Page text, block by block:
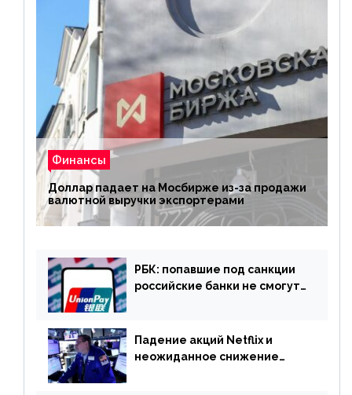
Финансы
Доллар падает на Мосбирже из-за продажи
валютной выручки экспортерами
РБК: попавшие под санкции
российские банки не смогут
Падение акций Netflix и
неожиданное снижение